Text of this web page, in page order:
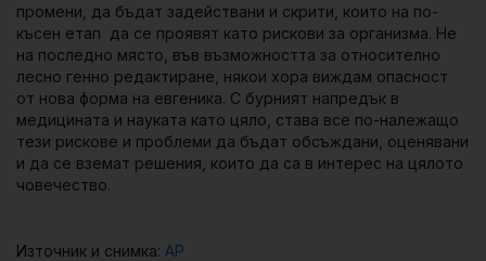
промени, да бъдат задействани и скрити, които на по-
късен етап да се проявят като рискови за организма. Не
на последно място, във възможността за относително
лесно генно редактиране, някои хора виждам опасност
от нова форма на евгеника. С бурният напредък в
медицината и науката като цяло, става все по-належащо
тези рискове и проблеми да бъдат обсъждани, оценявани
и да се вземат решения, които да са в интерес на цялото
човечество.
Източник и снимка: AP